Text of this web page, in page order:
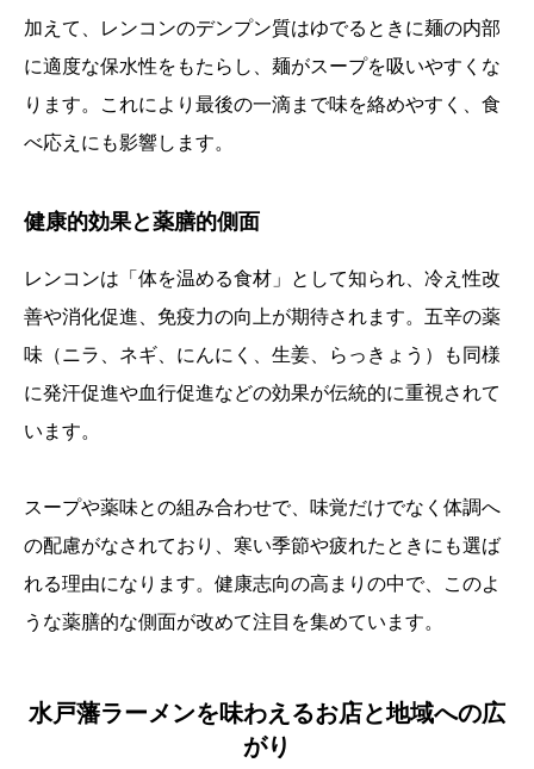
加えて、レンコンのデンプン質はゆでるときに麺の内部
に適度な保水性をもたらし、麺がスープを吸いやすくな
ります。これにより最後の一滴まで味を絡めやすく、食
べ応えにも影響します。
健康的効果と薬膳的側面
レンコンは「体を温める食材」として知られ、冷え性改
善や消化促進、免疫力の向上が期待されます。五辛の薬
味（ニラ、ネギ、にんにく、生姜、らっきょう）も同様
に発汗促進や血行促進などの効果が伝統的に重視されて
います。
スープや薬味との組み合わせで、味覚だけでなく体調へ
の配慮がなされており、寒い季節や疲れたときにも選ば
れる理由になります。健康志向の高まりの中で、このよ
うな薬膳的な側面が改めて注目を集めています。
水戸藩ラーメンを味わえるお店と地域への広
がり